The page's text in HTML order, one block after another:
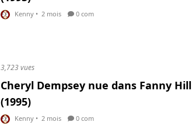
Kenny • 2 mois 0 com
3,723 vues
Cheryl Dempsey nue dans Fanny Hill
(1995)
Kenny • 2 mois 0 com